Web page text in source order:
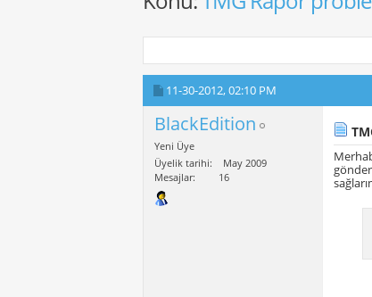
11-30-2012,02:10 PM
BlackEdition
Yeni Üye
Üyelik tarihi
May 2009
Mesajlar
16